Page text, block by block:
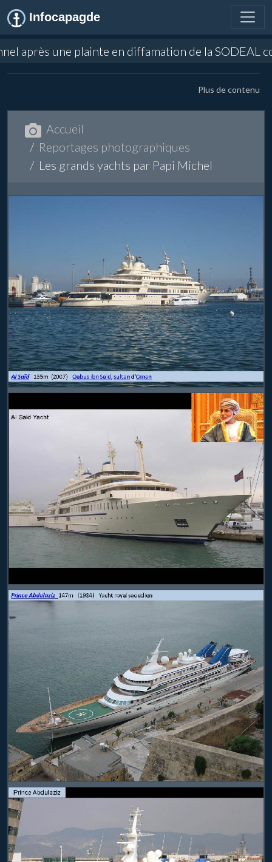
Infocapagde
en diffamation de la SODEAL concernant
Plus de contenu
Accueil
Reportages photographiques
Les grands yachts par Papi Michel